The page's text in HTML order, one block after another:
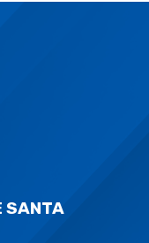
SANTA